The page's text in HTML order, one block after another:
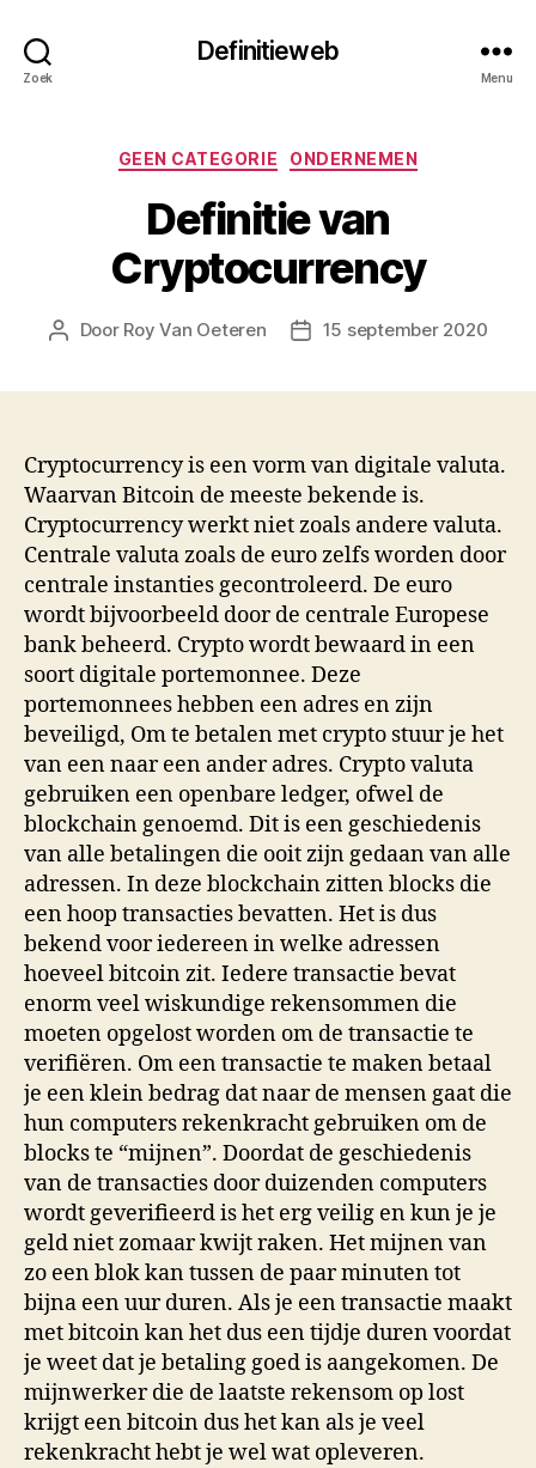
Zoek
Definitieweb
Menu
Categorieën
GEEN CATEGORIE ONDERNEMEN
Definitie van
Cryptocurrency
Berichtauteur
Door Roy Van Oeteren Berichtdatum
15 september 2020
Cryptocurrency is een vorm van digitale valuta.
Waarvan Bitcoin de meeste bekende is.
Cryptocurrency werkt niet zoals andere valuta.
Centrale valuta zoals de euro zelfs worden door
centrale instanties gecontroleerd. De euro
wordt bijvoorbeeld door de centrale Europese
bank beheerd. Crypto wordt bewaard in een
soort digitale portemonnee. Deze
portemonnees hebben een adres en zijn
beveiligd, Om te betalen met crypto stuur je het
van een naar een ander adres. Crypto valuta
gebruiken een openbare ledger, ofwel de
blockchain genoemd. Dit is een geschiedenis
van alle betalingen die ooit zijn gedaan van alle
adressen. In deze blockchain zitten blocks die
een hoop transacties bevatten. Het is dus
bekend voor iedereen in welke adressen
hoeveel bitcoin zit. Iedere transactie bevat
enorm veel wiskundige rekensommen die
moeten opgelost worden om de transactie te
verifiëren. Om een transactie te maken betaal
je een klein bedrag dat naar de mensen gaat die
hun computers rekenkracht gebruiken om de
blocks te “mijnen”. Doordat de geschiedenis
van de transacties door duizenden computers
wordt geverifieerd is het erg veilig en kun je je
geld niet zomaar kwijt raken. Het mijnen van
zo een blok kan tussen de paar minuten tot
bijna een uur duren. Als je een transactie maakt
met bitcoin kan het dus een tijdje duren voordat
je weet dat je betaling goed is aangekomen. De
mijnwerker die de laatste rekensom op lost
krijgt een bitcoin dus het kan als je veel
rekenkracht hebt je wel wat opleveren.